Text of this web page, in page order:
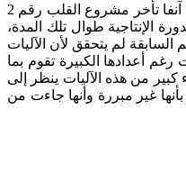
ولد الشيباني: سيترتب على ما ذكرته آنفا تأخر مشروع القلب رقم 2
الإنتاجية طوال تلك المدة،
لم يتحقق لأن الآليات
أعدادها الكبيرة تقوم بما
كبير من هذه الآليات ينظر إلى
غير مبررة وأنها جاءت من